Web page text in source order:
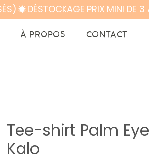
À PROPOS CONTACT
Tee-shirt Palm Eye
Kalo